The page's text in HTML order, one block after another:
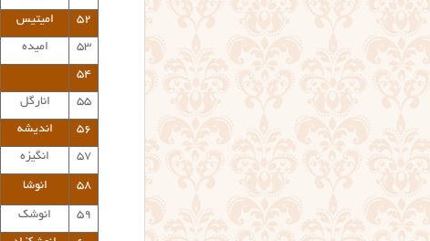
۵۲ امیتیس
۵۳ امیده
۵۴
۵۵ انارگل
۵۶ اندیشه
۵۷ انگیزه
۵۸ انوشا
۵۹ انوشک